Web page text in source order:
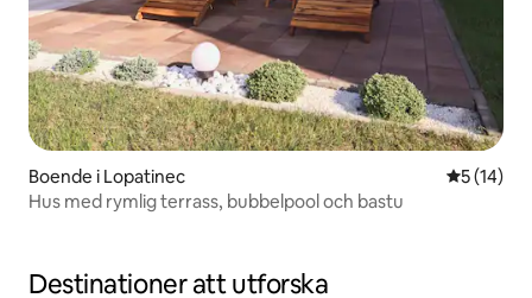
Boende i Lopatinec 5 av 5 i
5 (14)
Hus med rymlig terrass, bubbelpool och bastu
Destinationer att utforska